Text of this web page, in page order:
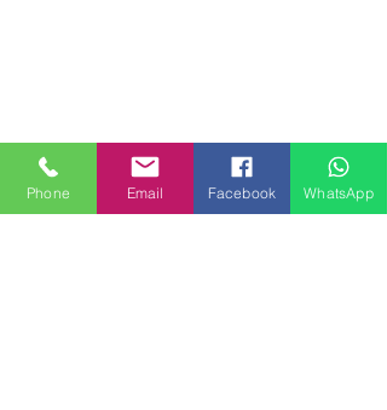
Phone Email Facebook WhatsApp